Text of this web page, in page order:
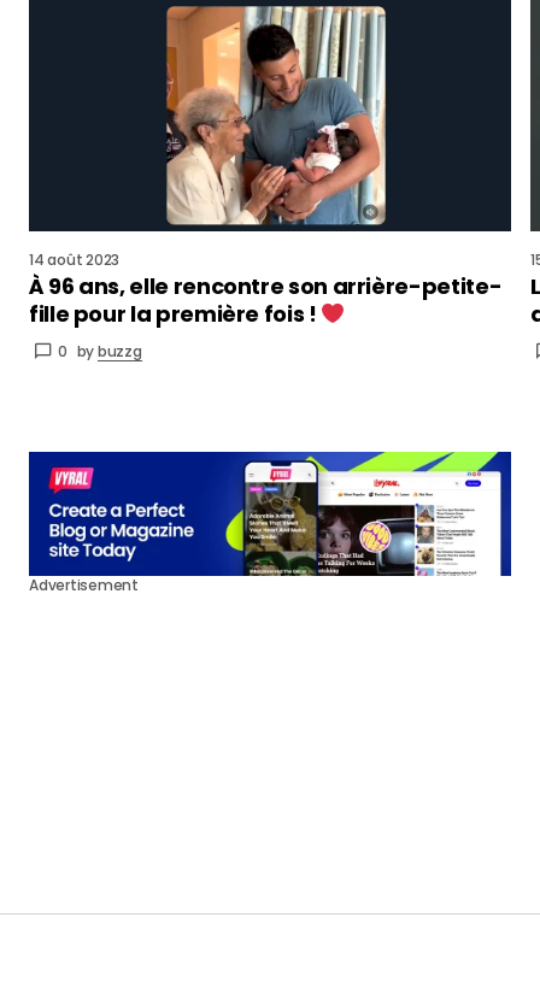
14 août 2023
À 96 ans, elle rencontre son arrière-petite-
fille pour la première fois !
0 bybuzzg
Advertisement